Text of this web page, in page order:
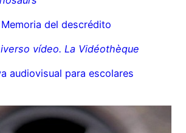
Memoria del descrédito
vídeo. La Vidéothèque
audiovisual para escolares